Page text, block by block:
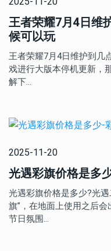
王者荣耀7月4日维
候可以玩
王者荣耀7月4日维护到几
戏进行大版本停机更新，
解下…
2025-11-20
光遇彩旗价格是多
光遇彩旗价格是多少?光
旗”，在地面上使用之后
节日氛围…